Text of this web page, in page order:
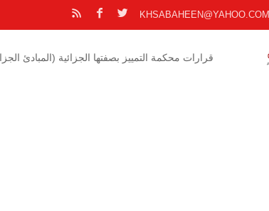
KHSABAHEEN@YAHOO.COM
قرارات محكمة التمييز بصفتها الجزائية (المبادئ